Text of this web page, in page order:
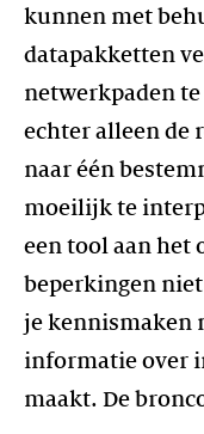
kunnen met
datapakketten
netwerkpaden
echter alleen de
naar één
moeilijk te
een tool aan het
beperkingen
je kennismaken
informatie over
maakt. De